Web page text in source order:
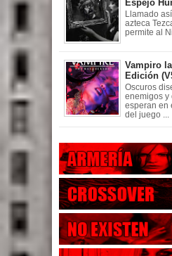
Espejo
Llamado
azteca
permite al
Vampiro
Edición
Oscuros
enemigos y
esperan en
del juego ...